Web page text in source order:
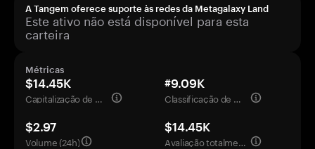
A Tangem oferece suporte às redes da Metagalaxy Land
Este ativo não está disponível para esta
carteira
Métricas
$14.45K
Capitalização de mercado
#9.09K
Classificação de mercado
$2.97
Volume (24h)
$14.45K
Avaliação totalmente diluída